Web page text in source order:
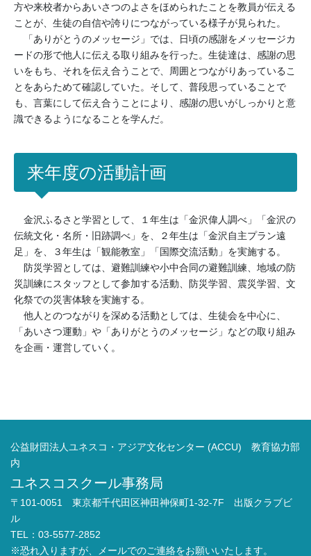
方や来校者からあいさつのよさをほめられたことを教員が伝える
ことが、生徒の自信や誇りにつながっている様子が見られた。
「ありがとうのメッセージ」では、日頃の感謝をメッセージカ
ードの形で他人に伝える取り組みを行った。生徒達は、感謝の思
いをもち、それを伝え合うことで、周囲とつながりあっているこ
とをあらためて確認していた。そして、普段思っていることで
も、言葉にして伝え合うことにより、感謝の思いがしっかりと意
識できるようになることを学んだ。
来年度の活動計画
金沢ふるさと学習として、１年生は「金沢偉人調べ」「金沢の
伝統文化・名所・旧跡調べ」を、２年生は「金沢自主プラン遠
足」を、３年生は「観能教室」「国際交流活動」を実施する。
防災学習としては、避難訓練や小中合同の避難訓練、地域の防
災訓練にスタッフとして参加する活動、防災学習、震災学習、文
化祭での災害体験を実施する。
他人とのつながりを深める活動としては、生徒会を中心に、
「あいさつ運動」や「ありがとうのメッセージ」などの取り組み
を企画・運営していく。
公益財団法人ユネスコ・アジア文化センター (ACCU) 教育協力部
内
ユネスコスクール事務局
〒101-0051 東京都千代田区神田神保町1-32-7F 出版クラブビ
ル
TEL：03-5577-2852
※恐れ入りますが、メールでのご連絡をお願いいたします。